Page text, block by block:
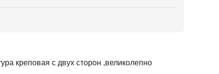
креповая с двух сторон ,великолепно